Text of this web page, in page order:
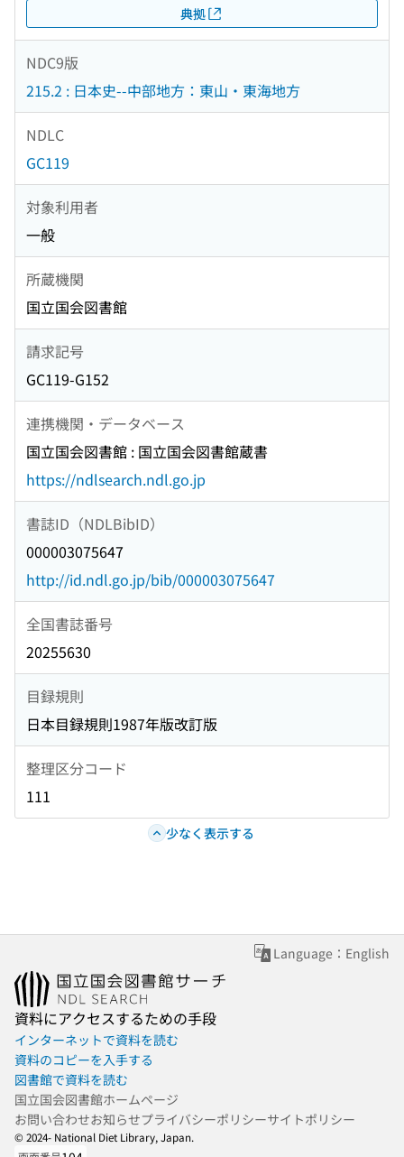
典拠
NDC9版
215.2 : 日本史--中部地方：東山・東海地方
NDLC
GC119
対象利用者
一般
所蔵機関
国立国会図書館
請求記号
GC119-G152
連携機関・データベース
国立国会図書館 : 国立国会図書館蔵書
https://ndlsearch.ndl.go.jp
書誌ID（NDLBibID）
000003075647
http://id.ndl.go.jp/bib/000003075647
全国書誌番号
20255630
目録規則
日本目録規則1987年版改訂版
整理区分コード
111
少なく表示する
Language：English
資料にアクセスするための手段
インターネットで資料を読む
資料のコピーを入手する
図書館で資料を読む
国立国会図書館ホームページ
お問い合わせお知らせプライバシーポリシーサイトポリシー
© 2024- National Diet Library, Japan.